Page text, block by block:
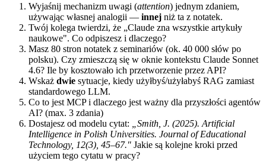
Wyjaśnij mechanizm uwagi (attention) jednym zdaniem,
używając własnej analogii — innej niż ta z notatek.
Twój kolega twierdzi, że „Claude zna wszystkie artykuły
naukowe". Co odpiszesz i dlaczego?
Masz 80 stron notatek z seminariów (ok. 40 000 słów po
polsku). Czy zmieszczą się w oknie kontekstu Claude Sonnet
4.6? Ile by kosztowało ich przetworzenie przez API?
Wskaż dwie sytuacje, kiedy użyłbyś/użyłabyś RAG zamiast
standardowego LLM.
Co to jest MCP i dlaczego jest ważny dla przyszłości agentów
AI? (max. 3 zdania)
Dostajesz od modelu cytat:
„Smith, J. (2025). Artificial
Intelligence in Polish Universities. Journal of Educational
Technology, 12(3), 45–67." Jakie są kolejne kroki przed
użyciem tego cytatu w pracy?